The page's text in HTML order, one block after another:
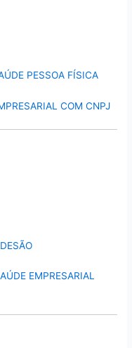
PESSOA FÍSICA
COM CNPJ
EMPRESARIAL